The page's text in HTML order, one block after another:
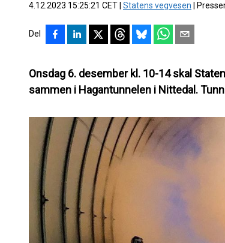
4.12.2023 15:25:21 CET Statens vegvesen
Del
Onsdag 6. desember kl. 10-14 skal
sammen i Hagantunnelen i Nittedal.